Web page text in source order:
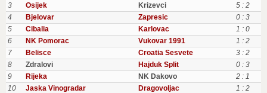
3
Osijek Krizevci
5 : 2
4
Bjelovar Zapresic
0 : 3
5
Cibalia Karlovac
1 : 0
6
NK Pomorac Vukovar 1991
1 : 2
7
Belisce Croatia Sesvete
3 : 2
8
Zdralovi Hajduk Split
0 : 3
9
Rijeka NK Dakovo
2 : 1
10
Jaska Vinogradar Dragovoljac
1 : 2